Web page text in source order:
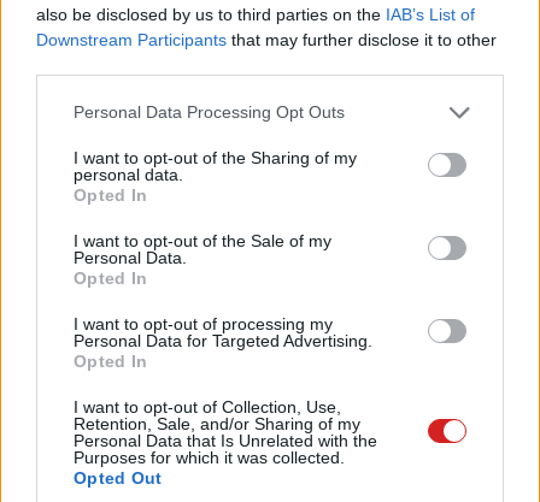
also be disclosed by us to third parties on the IAB’s List of
Downstream Participants that may further disclose it to other
Please note that this website/app uses one or more Google
not limited to your visit or usage behaviour. You may click to
grant or deny consent to Google and its third-party tags to
use your data for below specified purposes in below Google
consent section.
Personal Data Processing Opt Outs
I want to opt-out of the Sharing of my
personal data.
Opted In
I want to opt-out of the Sale of my
Personal Data.
Opted In
I want to opt-out of processing my
Personal Data for Targeted Advertising.
Opted In
I want to opt-out of Collection, Use,
Retention, Sale, and/or Sharing of my
Personal Data that Is Unrelated with the
Purposes for which it was collected.
Opted Out
#chipipar
Cak három és fél év kellett
hozzá, hogy a ChatGPT-nek
egymilliárd havi aktív
felhasználója legyen
Kedvencekhez
Vörös Lóránd|2026 június 12. 20:37